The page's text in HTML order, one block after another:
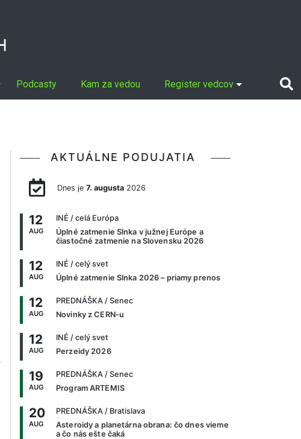
Podcasty Kam za vedou Register vedcov
AKTUÁLNE PODUJATIA
Dnes je 7. augusta2026
12
AUG
INÉ / celá Európa
Úplné zatmenie Slnka v južnej Európe a
čiastočné zatmenie na Slovensku 2026
12
AUG
INÉ / celý svet
Úplné zatmenie Slnka 2026 – priamy prenos
12
AUG
PREDNÁŠKA / Senec
Novinky z CERN-u
12
AUG
INÉ / celý svet
Perzeidy 2026
19
AUG
PREDNÁŠKA / Senec
Program ARTEMIS
20
AUG
PREDNÁŠKA / Bratislava
Asteroidy a planetárna obrana: čo dnes vieme
a čo nás ešte čaká